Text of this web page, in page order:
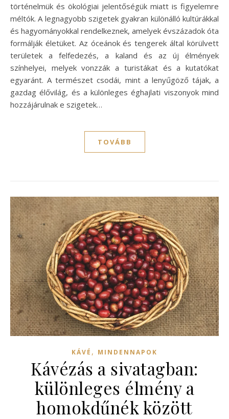
történelmük és ökológiai jelentőségük miatt is figyelemre
méltók. A legnagyobb szigetek gyakran különálló kultúrákkal
és hagyományokkal rendelkeznek, amelyek évszázadok óta
formálják életüket. Az óceánok és tengerek által körülvett
területek a felfedezés, a kaland és az új élmények
színhelyei, melyek vonzzák a turistákat és a kutatókat
egyaránt. A természet csodái, mint a lenyűgöző tájak, a
gazdag élővilág, és a különleges éghajlati viszonyok mind
hozzájárulnak e szigetek…
TOVÁBB
KÁVÉ , MINDENNAPOK
Kávézás a sivatagban:
különleges élmény a
homokdűnék között